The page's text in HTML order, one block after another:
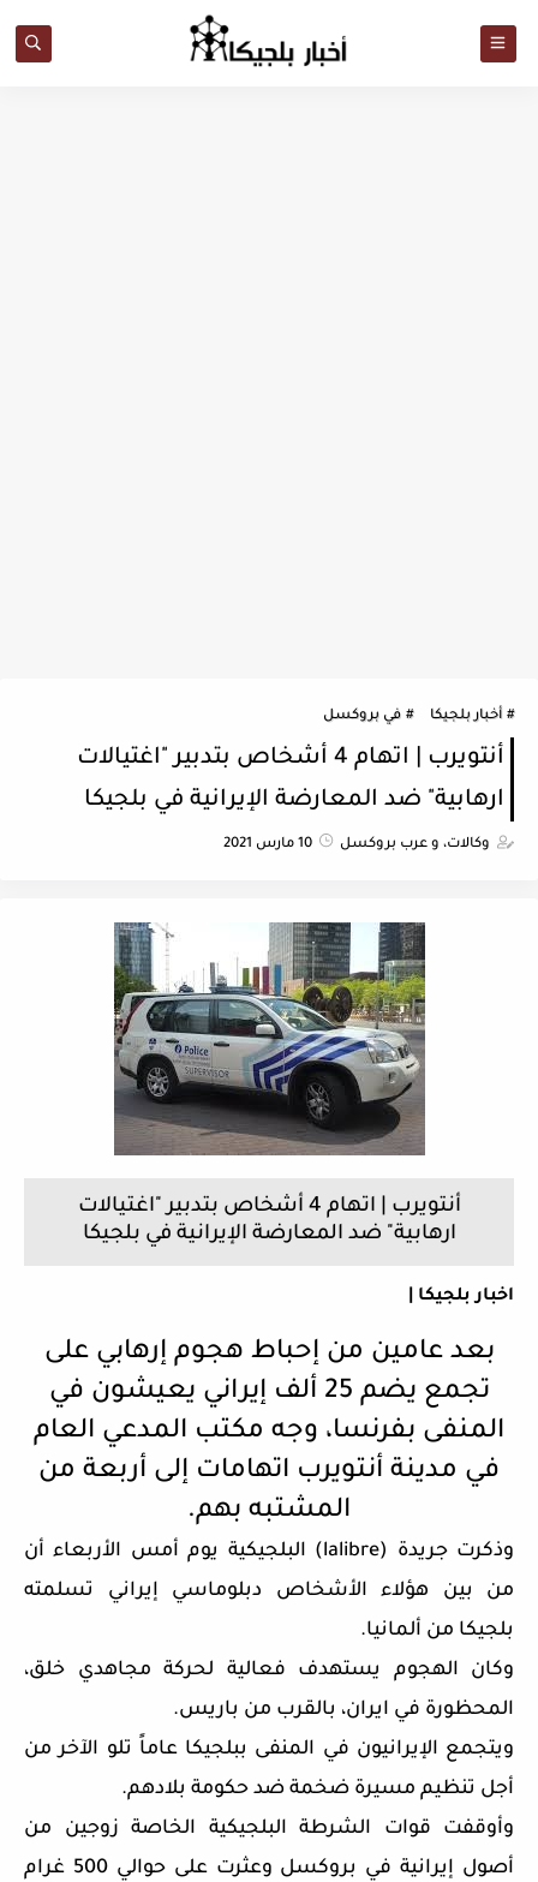
أخبار بلجيكا في بروكسل
أنتويرب | اتهام 4 أشخاص بتدبير "اغتيالات
ارهابية" ضد المعارضة الإيرانية في بلجيكا
وكالات، و عرب بروكسل 10 مارس 2021
أنتويرب | اتهام 4 أشخاص بتدبير "اغتيالات
ارهابية" ضد المعارضة الإيرانية في بلجيكا
اخبار بلجيكا |
بعد عامين من إحباط هجوم إرهابي على
تجمع يضم 25 ألف إيراني يعيشون في
المنفى بفرنسا، وجه مكتب المدعي العام
في مدينة أنتويرب اتهامات إلى أربعة من
المشتبه بهم.
وذكرت جريدة (lalibre) البلجيكية يوم أمس الأربعاء أن
من بين هؤلاء الأشخاص دبلوماسي إيراني تسلمته
بلجيكا من ألمانيا.
وكان الهجوم يستهدف فعالية لحركة مجاهدي خلق،
المحظورة في ايران، بالقرب من باريس.
ويتجمع الإيرانيون في المنفى ببلجيكا عاماً تلو الآخر من
أجل تنظيم مسيرة ضخمة ضد حكومة بلادهم.
وأوقفت قوات الشرطة البلجيكية الخاصة زوجين من
أصول إيرانية في بروكسل وعثرت على حوالي 500 غرام